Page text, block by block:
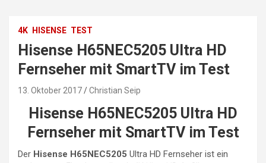
4K HISENSE TEST
Hisense H65NEC5205 Ultra HD
Fernseher mit SmartTV im Test
13. Oktober 2017 Christian Seip
Hisense H65NEC5205 Ultra HD
Fernseher mit SmartTV im Test
Der Hisense H65NEC5205 Ultra HD Fernseher ist ein